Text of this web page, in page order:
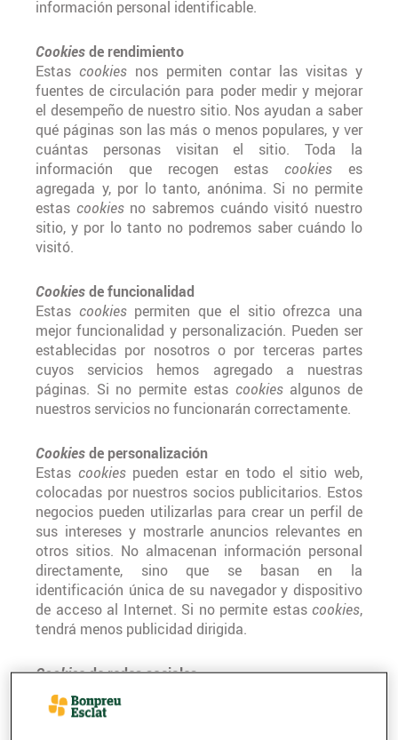
información personal identificable.
Cookiesde rendimiento
Estas cookiesnos permiten contar las visitas y
fuentes de circulación para poder medir y mejorar
el desempeño de nuestro sitio. Nos ayudan a saber
qué páginas son las más o menos populares, y ver
cuántas personas visitan el sitio. Toda la
información que recogen estascookies es
agregada y, por lo tanto, anónima. Si no permite
estas cookiesno sabremos cuándo visitó nuestro
sitio, y por lo tanto no podremos saber cuándo lo
visitó.
Cookiesde funcionalidad
Estas cookiespermiten que el sitio ofrezca una
mejor funcionalidad y personalización. Pueden ser
establecidas por nosotros o por terceras partes
cuyos servicios hemos agregado a nuestras
páginas. Si no permite estas cookiesalgunos de
nuestros servicios no funcionarán correctamente.
Cookiesde personalización
Estas cookiespueden estar en todo el sitio web,
colocadas por nuestros socios publicitarios. Estos
negocios pueden utilizarlas para crear un perfil de
sus intereses y mostrarle anuncios relevantes en
otros sitios. No almacenan información personal
directamente, sino que se basan en la
identificación única de su navegador y dispositivo
de acceso al Internet. Si no permite estas cookies,
tendrá menos publicidad dirigida.
Cookiesde redes sociales
Estascookies
servicios de redes sociales que hemos agregado al